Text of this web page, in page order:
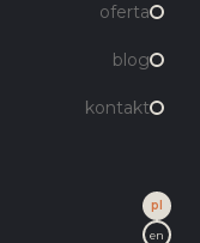
oferta
blog
kontakt
pl
en